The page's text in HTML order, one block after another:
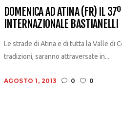
DOMENICA AD ATINA (FR) IL
INTERNAZIONALE BASTIANELLI
Le strade di Atina e di tutta la Valle di
tradizioni, saranno attraversate in...
AGOSTO 1, 2013 0 0